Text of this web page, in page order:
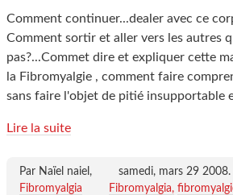
Comment continuer...dealer avec ce
Comment sortir et aller vers les autres
pas?...Commet dire et expliquer cette
la Fibromyalgie , comment faire
sans faire l'objet de pitié insupportable
Lire la suite
Par Naïel naiel, samedi, mars 29 2008.
Fibromyalgia
Fibromyalgia